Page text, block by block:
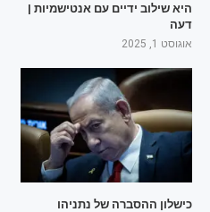
היא שילוב ידיים עם אנטישמיות |
דעה
אוגוסט 1, 2025
כישלון ההסברה של נתניהו